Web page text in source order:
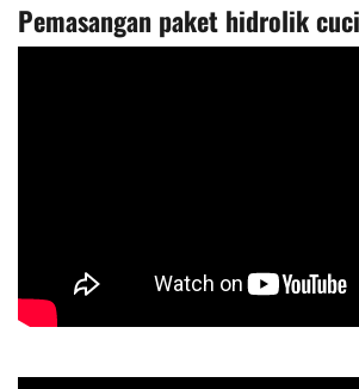
Pemasangan paket hidrolik